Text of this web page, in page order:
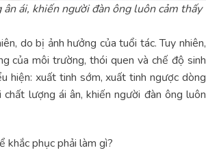
ái, khiến người đàn ông luôn cảm thấy
do bị ảnh hưởng của tuổi tác. Tuy nhiên,
của môi trường, thói quen và chế độ sinh
hiện: xuất tinh sớm, xuất tinh ngược dòng
lượng ái ân, khiến người đàn ông luôn
khắc phục phải làm gì?